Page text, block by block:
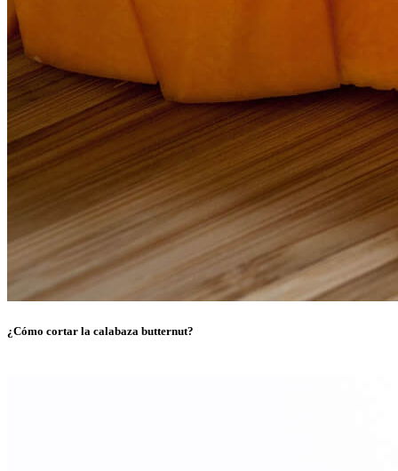
¿Cómo cortar la calabaza butternut?